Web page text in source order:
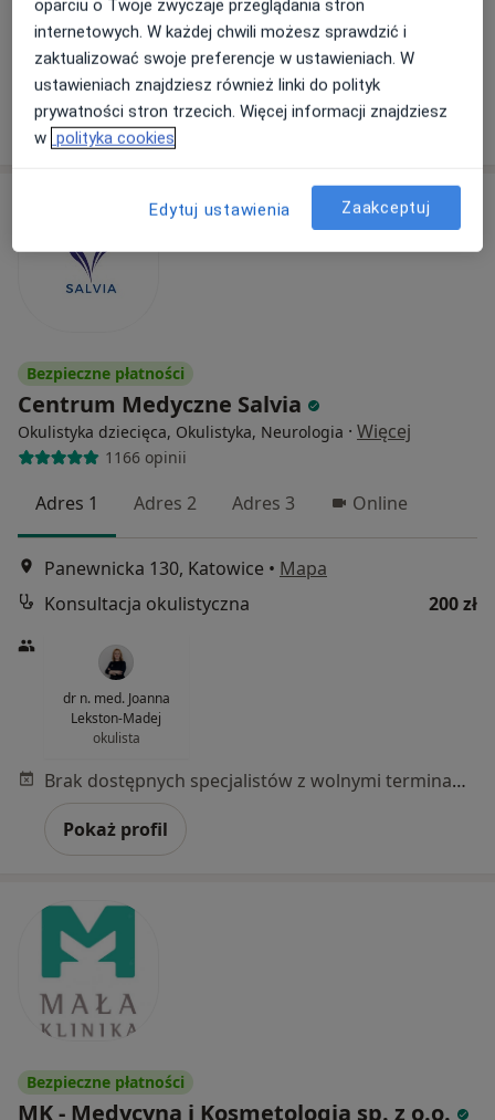
Konsultacja okulistyczna dzieci
Pokaż profil
Bezpieczne płatności
Centrum Medyczne Salvia
Okulistyka dziecięca, Okulistyka, Neurologia · Więcej
1166 opinii
Adres 1 Adres 2 Adres 3 Online
Panewnicka 130, Katowice • Mapa
Konsultacja okulistyczna
200 zł
dr n. med. Joanna
Lekston-Madej
okulista
Brak dostępnych specjalistów z wolnymi terminami w tym centrum medycznym.
Pokaż profil
Bezpieczne płatności
MK - Medycyna i Kosmetologia sp. z o.o.
oparciu o Twoje zwyczaje przeglądania stron
internetowych. W każdej chwili możesz sprawdzić i
zaktualizować swoje preferencje w ustawieniach. W
ustawieniach znajdziesz również linki do polityk
prywatności stron trzecich. Więcej informacji znajdziesz
w polityka cookies
Edytuj ustawienia Zaakceptuj